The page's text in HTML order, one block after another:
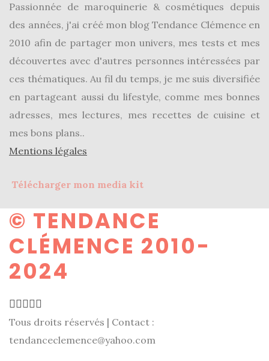
Passionnée de maroquinerie & cosmétiques depuis
des années, j'ai créé mon blog Tendance Clémence en
2010 afin de partager mon univers, mes tests et mes
découvertes avec d'autres personnes intéressées par
ces thématiques. Au fil du temps, je me suis diversifiée
en partageant aussi du lifestyle, comme mes bonnes
adresses, mes lectures, mes recettes de cuisine et
mes bons plans..
Mentions légales
Télécharger mon media kit
© TENDANCE
CLÉMENCE 2010-
2024
Tous droits réservés | Contact :
tendanceclemence@yahoo.com